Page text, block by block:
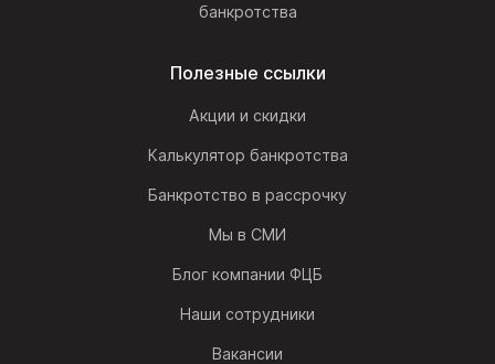
банкротства
Полезные ссылки
Акции и скидки
Калькулятор банкротства
Банкротство в рассрочку
Мы в СМИ
Блог компании ФЦБ
Наши сотрудники
Вакансии